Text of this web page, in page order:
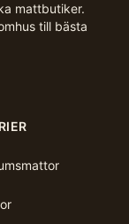
mattbutiker.
till bästa